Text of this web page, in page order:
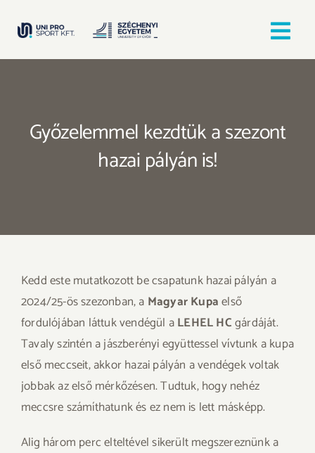
Egyesületek
Hírek, bejegyzések
Győzelemmel kezdtük a szezont
hazai pályán is!
Kedd este mutatkozott be csapatunk hazai pályán a
2024/25-ös szezonban, a Magyar Kupaelső
fordulójában láttuk vendégül aLEHEL HCgárdáját.
Tavaly szintén a jászberényi együttessel vívtunk a kupa
első meccseit, akkor hazai pályán a vendégek voltak
jobbak az első mérkőzésen. Tudtuk, hogy nehéz
meccsre számíthatunk és ez nem is lett másképp.
Alig három perc elteltével sikerült megszereznünk a